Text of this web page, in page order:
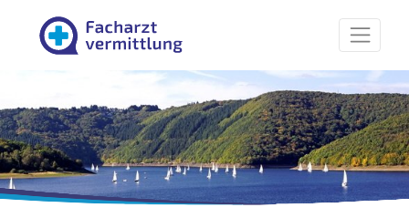
Facharztvermittlung